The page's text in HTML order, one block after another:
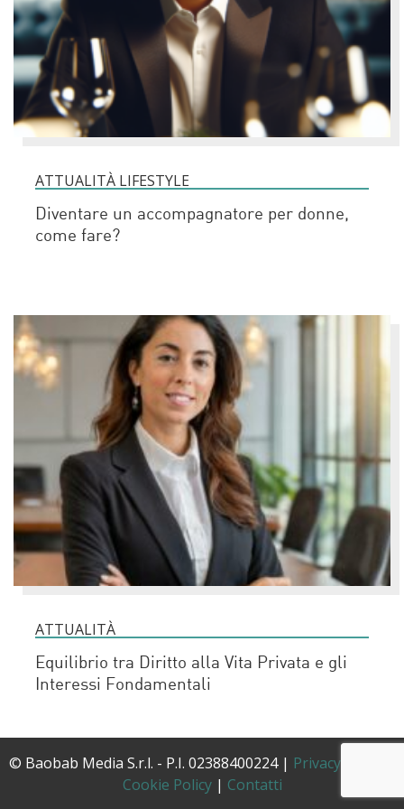
ATTUALITÀ LIFESTYLE
Diventare un accompagnatore per donne,
come fare?
ATTUALITÀ
Equilibrio tra Diritto alla Vita Privata e gli
Interessi Fondamentali
© Baobab Media S.r.l. - P.I. 02388400224 | Privacy Policy
Cookie Policy| Contatti